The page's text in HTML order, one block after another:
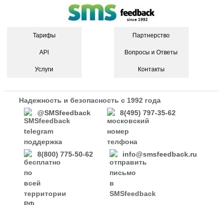
Тарифы
API
Услуги
Партнерство
Вопросы и Ответы
Контакты
Надежность и безопасность с 1992 года
@SMSfeedback
8(495) 797-35-62
8(800) 775-50-62 info@smsfeedback.ru